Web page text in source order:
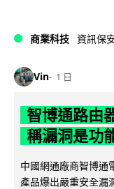
商業科技 資訊保
Vin 1 日
智博通路由
稱漏洞是功
中國網通廠商智博
產品爆出嚴重安全漏